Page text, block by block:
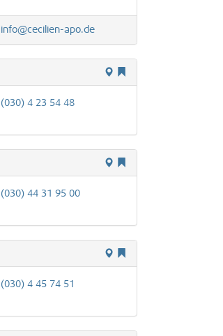
info@cecilien-apo.de
(030) 4 23 54 48
(030) 44 31 95 00
(030) 4 45 74 51